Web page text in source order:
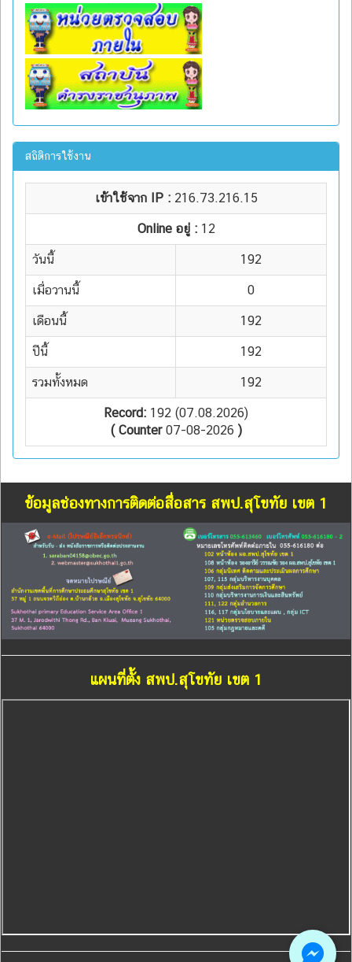
สถิติการใช้งาน
เข้าใช้จาก IP : 216.73.216.15
Online อยู่ : 12
วันนี้ 192
เมื่อวานนี้ 0
เดือนนี้ 192
ปีนี้ 192
รวมทั้งหมด 192
Record: 192 (07.08.2026)
( Counter07-08-2026 )
ข้อมูลช่องทางการติดต่อสื่อสาร สพป.สุโขทัย เขต 1
แผนที่ตั้ง สพป.สุโขทัย เขต 1